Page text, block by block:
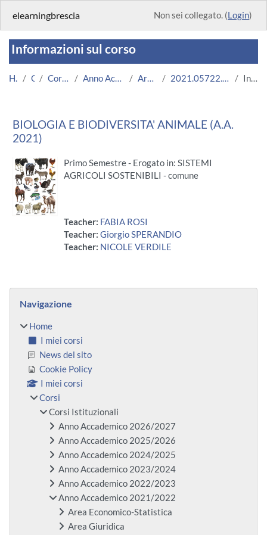
elearningbrescia Non sei collegato. (Login)
Informazioni sul corso
Home Corsi Corsi Istituzionali Anno Accademico 2021/2022 Area Ingegneria 2021.05722.2019.99.A004623.N0_5353 Introduzione
BIOLOGIA E BIODIVERSITA' ANIMALE (A.A.
2021)
Primo Semestre - Erogato in: SISTEMI
AGRICOLI SOSTENIBILI - comune
Teacher: FABIA ROSI
Teacher: Giorgio SPERANDIO
Teacher: NICOLE VERDILE
Blocchi
Navigazione
Home
I miei corsi
News del sito
Cookie Policy
I miei corsi
Corsi
Corsi Istituzionali
Anno Accademico 2026/2027
Anno Accademico 2025/2026
Anno Accademico 2024/2025
Anno Accademico 2023/2024
Anno Accademico 2022/2023
Anno Accademico 2021/2022
Area Economico-Statistica
Area Giuridica